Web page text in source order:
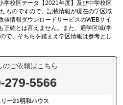
学校区データ【2021年度】及び中学校区
ものですので、記載情報が現在の学区域
値情報ダウンロードサービスのWEBサイ
正確とは言えません。また、通学区域(学
で、そちらを踏まえ学区情報は参考とし
のご依頼はこちら
279-5566
ー21明和ハウス